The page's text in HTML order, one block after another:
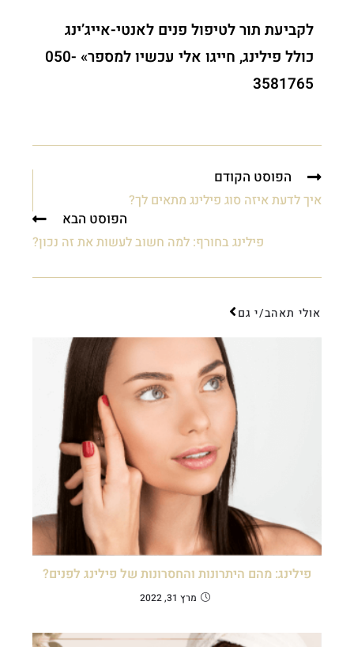
לקביעת תור לטיפול פנים לאנטי-אייג’ינג
כולל פילינג,
חייגו אלי עכשיו למספר» 050-
3581765
הפוסט הקודם
איך לדעת איזה סוג פילינג מתאים לך?
הפוסט הבא
פילינג בחורף: למה חשוב לעשות את זה נכון?
אולי תאהב/י גם
פילינג: מהם היתרונות והחסרונות של פילינג לפנים?
מרץ 31, 2022